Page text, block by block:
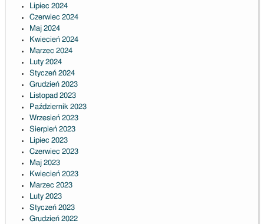
Lipiec 2024
Czerwiec 2024
Maj 2024
Kwiecień 2024
Marzec 2024
Luty 2024
Styczeń 2024
Grudzień 2023
Listopad 2023
Październik 2023
Wrzesień 2023
Sierpień 2023
Lipiec 2023
Czerwiec 2023
Maj 2023
Kwiecień 2023
Marzec 2023
Luty 2023
Styczeń 2023
Grudzień 2022